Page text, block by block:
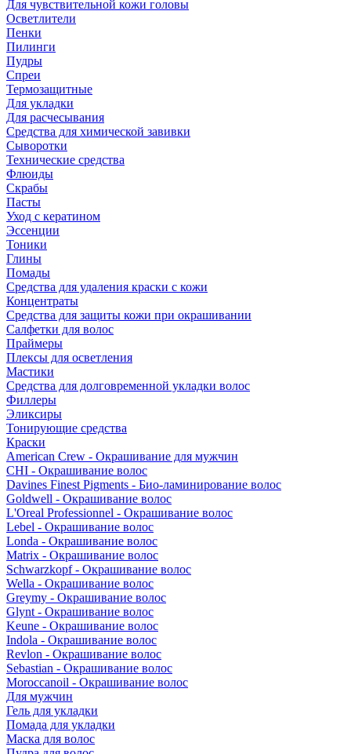
Для чувствительной кожи головы
Осветлители
Пенки
Пилинги
Пудры
Спреи
Термозащитные
Для укладки
Для расчесывания
Средства для химической завивки
Сыворотки
Технические средства
Флюиды
Скрабы
Пасты
Уход с кератином
Эссенции
Тоники
Глины
Помады
Средства для удаления краски с кожи
Концентраты
Средства для защиты кожи при окрашивании
Салфетки для волос
Праймеры
Плексы для осветления
Мастики
Средства для долговременной укладки волос
Филлеры
Эликсиры
Тонирующие средства
Краски
American Crew - Окрашивание для мужчин
CHI - Окрашивание волос
Davines Finest Pigments - Био-ламинирование волос
Goldwell - Окрашивание волос
L'Oreal Professionnel - Окрашивание волос
Lebel - Окрашивание волос
Londa - Окрашивание волос
Matrix - Окрашивание волос
Schwarzkopf - Окрашивание волос
Wella - Окрашивание волос
Greymy - Окрашивание волос
Glynt - Окрашивание волос
Keune - Окрашивание волос
Indola - Окрашивание волос
Revlon - Окрашивание волос
Sebastian - Окрашивание волос
Moroccanoil - Окрашивание волос
Для мужчин
Гель для укладки
Помада для укладки
Маска для волос